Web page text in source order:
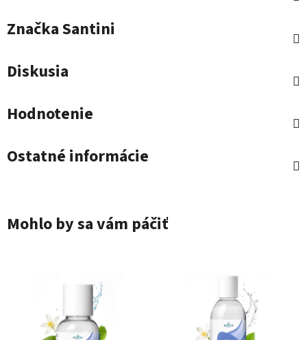
ZnačkaSantini
Diskusia
Hodnotenie
Ostatné informácie
Mohlo by sa vám páčiť